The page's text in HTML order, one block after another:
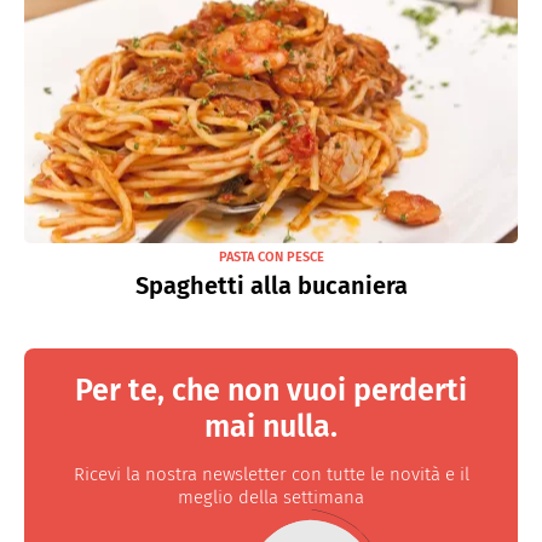
PASTA CON PESCE
Spaghetti alla bucaniera
Per te, che non vuoi perderti
mai nulla.
Ricevi la nostra newsletter con tutte le novità e il
meglio della settimana